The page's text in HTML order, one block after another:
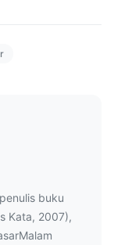
buku
Kata, 2007),